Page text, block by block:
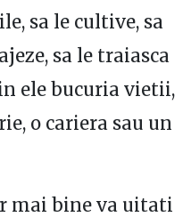
sa le cultive, sa
sa le traiasca
ele bucuria vietii,
o cariera sau un
mai bine va uitati